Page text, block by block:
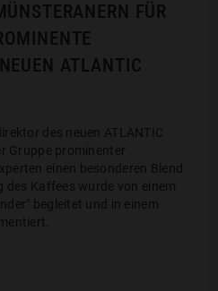
FÜR
ATLANTIC
des neuen ATLANTIC
Gruppe prominenter
einen besonderen Blend
Kaffees wurde von einem
begleitet und in einem